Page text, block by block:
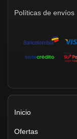
Políticas de envíos
Inicio
Ofertas